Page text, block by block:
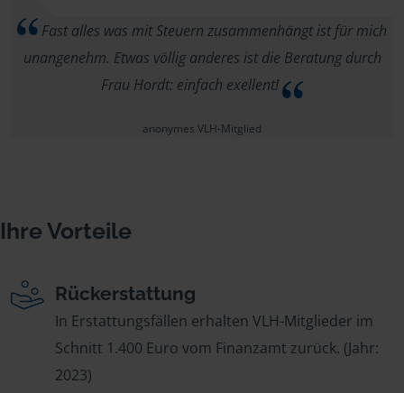
Fast alles was mit Steuern zusammenhängt ist für mich
unangenehm. Etwas völlig anderes ist die Beratung durch
Frau Hordt: einfach exellent!
anonymes VLH-Mitglied
Ihre Vorteile
Rückerstattung
In Erstattungsfällen erhalten VLH-Mitglieder im
Schnitt 1.400 Euro vom Finanzamt zurück. (Jahr:
2023)